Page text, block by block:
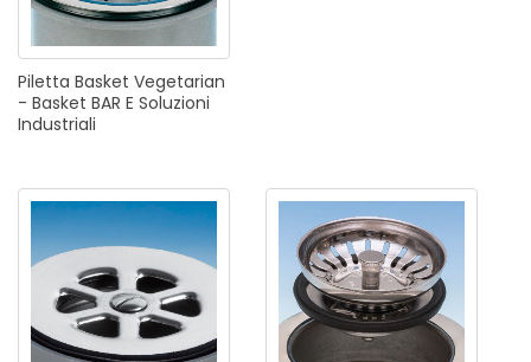
Piletta Basket Vegetarian
- Basket BAR E Soluzioni
Industriali